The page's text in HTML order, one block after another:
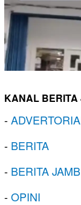
KANAL BERITA
-
- BERITA
- BERITA
-OPINI